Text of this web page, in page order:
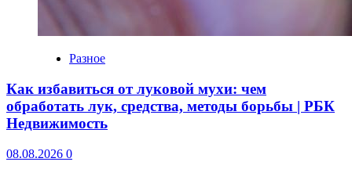
Разное
Как избавиться от луковой мухи: чем
обработать лук, средства, методы борьбы | РБК
Недвижимость
08.08.2026 0